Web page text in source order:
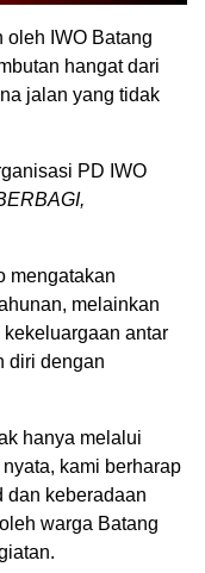
oleh IWO Batang
hangat dari
jalan yang tidak
PD IWO
mengatakan
melainkan
antar
diri dengan
hanya melalui
kami berharap
dan keberadaan
warga Batang